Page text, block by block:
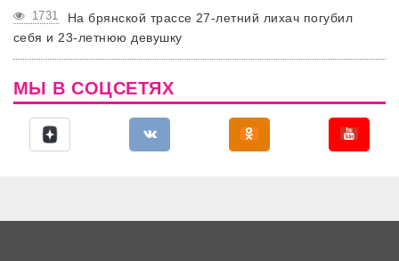
1731
На брянской трассе 27-летний лихач погубил
себя и 23-летнюю девушку
МЫ В СОЦСЕТЯХ